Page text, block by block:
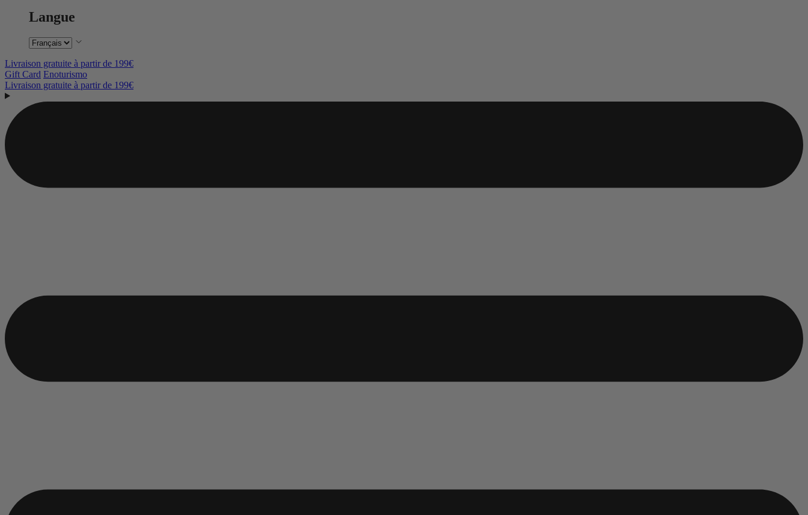
Langue
Livraison gratuite à partir de 199€
Gift Card Enoturismo
Livraison gratuite à partir de 199€